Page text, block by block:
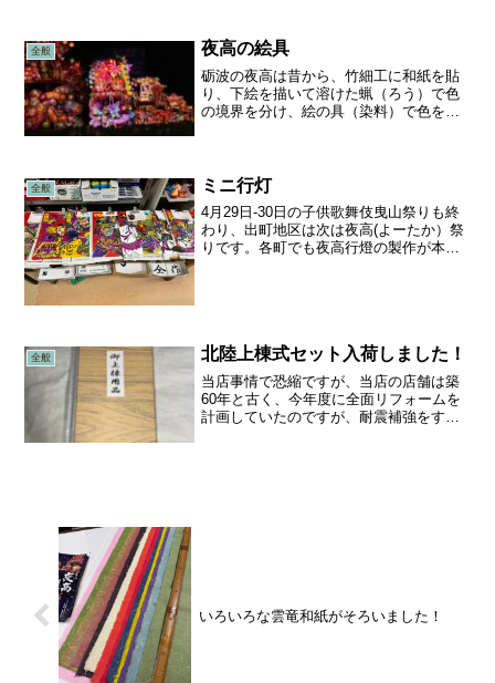
んどん）を練りまわしたり、飾ったりす
る在所が...
全般 夜高の絵具
砺波の夜高は昔から、竹細工に和紙を貼
り、下絵を描いて溶けた蝋（ろう）で色
の境界を分け、絵の具（染料）で色をつ
代初めのころ(1970...
全般 ミニ行灯
4月29日-30日の子供歌舞伎曳山祭りも終
わり、出町地区は次は夜高(よーたか）祭
りです。各町でも夜高行燈の製作が本格
全般 北陸上棟式セット入荷しました！
当店事情で恐縮ですが、当店の店舗は築
60年と古く、今年度に全面リフォームを
計画していたのですが、耐震補強をする
いろいろな雲竜和紙がそろいました！